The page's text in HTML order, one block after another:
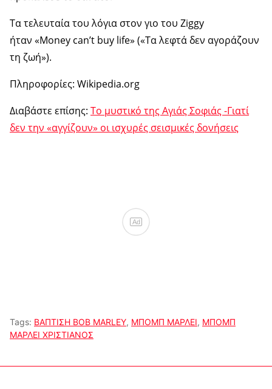
Τα τελευταία του λόγια στον γιο του Ziggy
ήταν «Money can’t buy life» («Τα λεφτά δεν αγοράζουν
τη ζωή»).
Πληροφορίες: Wikipedia.org
Διαβάστε επίσης: Το μυστικό της Αγιάς Σοφιάς -Γιατί
δεν την «αγγίζουν» οι ισχυρές σεισμικές δονήσεις
Ad
Tags: ΒΑΠΤΙΣΗ BOB MARLEY, ΜΠΟΜΠ ΜΑΡΛΕΙ, ΜΠΟΜΠ
ΜΑΡΛΕΙ ΧΡΙΣΤΙΑΝΟΣ